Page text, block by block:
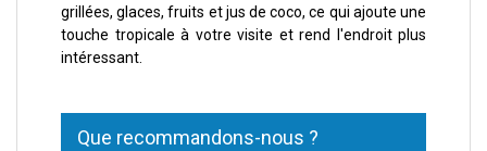
grillées, glaces, fruits et jus de coco, ce qui ajoute une
touche tropicale à votre visite et rend l'endroit plus
intéressant.
Que recommandons-nous ?